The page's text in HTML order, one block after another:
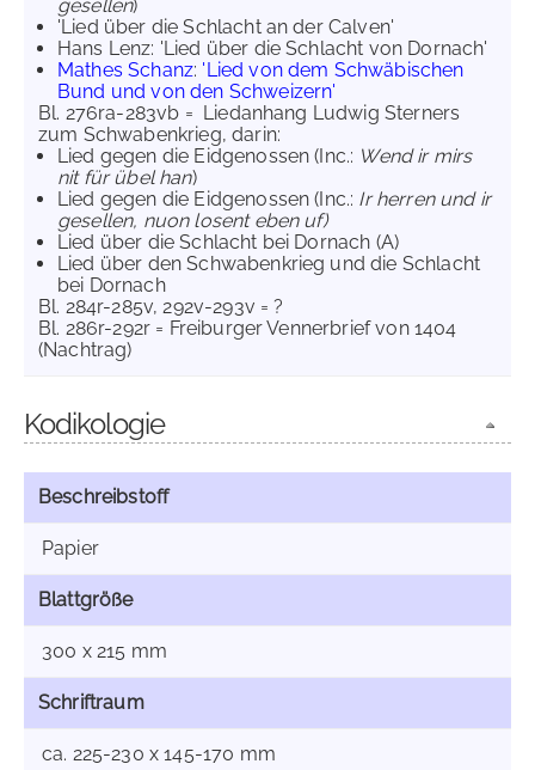
gesellen)
'Lied über die Schlacht an der Calven'
Hans Lenz: 'Lied über die Schlacht von Dornach'
Mathes Schanz: 'Lied von dem Schwäbischen
Bund und von den Schweizern'
Bl. 276ra-283vb = Liedanhang Ludwig Sterners
zum Schwabenkrieg, darin:
Lied gegen die Eidgenossen (Inc.: Wend ir mirs
nit für übel han)
Lied gegen die Eidgenossen (Inc.: Ir herren und ir
gesellen, nuon losent eben uf)
Lied über die Schlacht bei Dornach (A)
Lied über den Schwabenkrieg und die Schlacht
bei Dornach
Bl. 284r-285v, 292v-293v = ?
Bl. 286r-292r = Freiburger Vennerbrief von 1404
(Nachtrag)
Kodikologie
Beschreibstoff
Papier
Blattgröße
300 x 215 mm
Schriftraum
ca. 225-230 x 145-170 mm